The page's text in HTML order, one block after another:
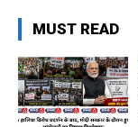
MUST READ